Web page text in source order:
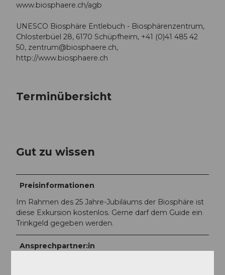
www.biosphaere.ch/agb
UNESCO Biosphäre Entlebuch - Biosphärenzentrum,
Chlosterbüel 28, 6170 Schüpfheim, +41 (0)41 485 42
50, zentrum@biosphaere.ch,
http://www.biosphaere.ch
Terminübersicht
Gut zu wissen
Preisinformationen
Im Rahmen des 25 Jahre-Jubiläums der Biosphäre ist
diese Exkursion kostenlos. Gerne darf dem Guide ein
Trinkgeld gegeben werden.
Ansprechpartner:in